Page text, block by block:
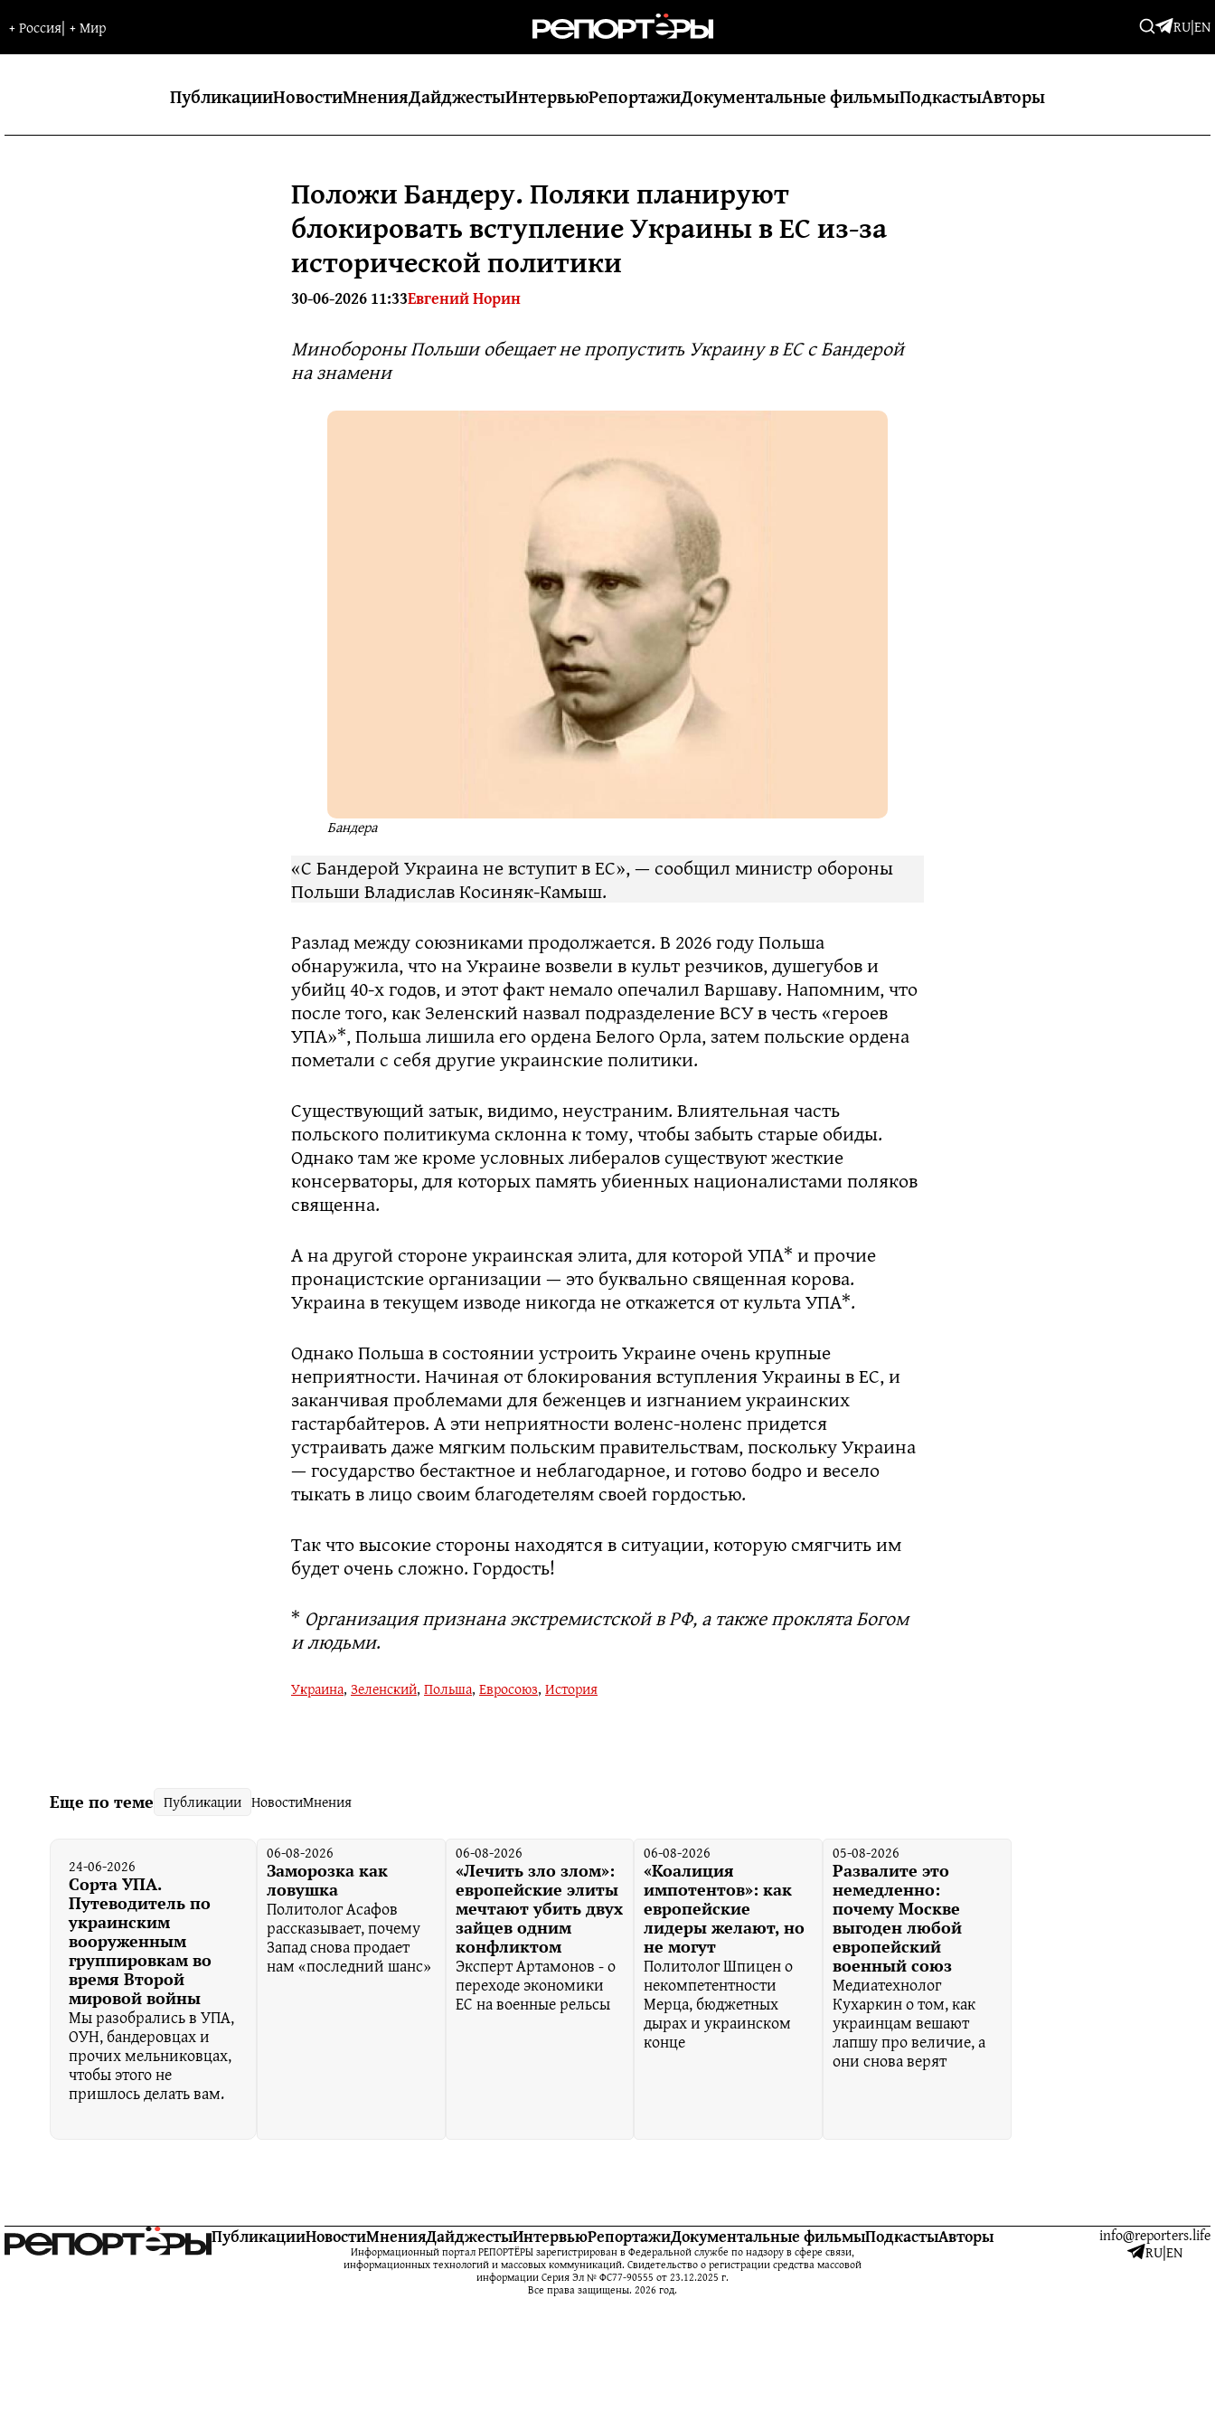
+Россия| +Мир RU|EN
ПубликацииНовостиМненияДайджестыИнтервьюРепортажиДокументальные фильмыПодкастыАвторы
Положи Бандеру. Поляки планируют
блокировать вступление Украины в ЕС из-за
исторической политики
30-06-2026 11:33Евгений Норин
Минобороны Польши обещает не пропустить Украину в ЕС с Бандерой
на знамени
Бандера
«С Бандерой Украина не вступит в ЕС», — сообщил министр обороны
Польши Владислав Косиняк-Камыш.
Разлад между союзниками продолжается. В 2026 году Польша
обнаружила, что на Украине возвели в культ резчиков, душегубов и
убийц 40-х годов, и этот факт немало опечалил Варшаву. Напомним, что
после того, как Зеленский назвал подразделение ВСУ в честь «героев
УПА»*, Польша лишила его ордена Белого Орла, затем польские ордена
пометали с себя другие украинские политики.
Существующий затык, видимо, неустраним. Влиятельная часть
польского политикума склонна к тому, чтобы забыть старые обиды.
Однако там же кроме условных либералов существуют жесткие
консерваторы, для которых память убиенных националистами поляков
священна.
А на другой стороне украинская элита, для которой УПА* и прочие
пронацистские организации — это буквально священная корова.
Украина в текущем изводе никогда не откажется от культа УПА*.
Однако Польша в состоянии устроить Украине очень крупные
неприятности. Начиная от блокирования вступления Украины в ЕС, и
заканчивая проблемами для беженцев и изгнанием украинских
гастарбайтеров. А эти неприятности воленс-ноленс придется
устраивать даже мягким польским правительствам, поскольку Украина
— государство бестактное и неблагодарное, и готово бодро и весело
тыкать в лицо своим благодетелям своей гордостью.
Так что высокие стороны находятся в ситуации, которую смягчить им
будет очень сложно. Гордость!
* Организация признана экстремистской в РФ, а также проклята Богом
и людьми.
Украина, Зеленский, Польша, Евросоюз, История
Еще по теме Публикации НовостиМнения
24-06-2026
Сорта УПА.
Путеводитель по
украинским
вооруженным
группировкам во
время Второй
мировой войны
Мы разобрались в УПА,
ОУН, бандеровцах и
прочих мельниковцах,
чтобы этого не
пришлось делать вам.
06-08-2026
Заморозка как
ловушка
Политолог Асафов
рассказывает, почему
Запад снова продает
нам «последний шанс»
06-08-2026
«Лечить зло злом»:
европейские элиты
мечтают убить двух
зайцев одним
конфликтом
Эксперт Артамонов - о
переходе экономики
ЕС на военные рельсы
06-08-2026
«Коалиция
импотентов»: как
европейские
лидеры желают, но
не могут
Политолог Шпицен о
некомпетентности
Мерца, бюджетных
дырах и украинском
конце
05-08-2026
Развалите это
немедленно:
почему Москве
выгоден любой
европейский
военный союз
Медиатехнолог
Кухаркин о том, как
украинцам вешают
лапшу про величие, а
они снова верят
ПубликацииНовостиМненияДайджестыИнтервьюРепортажиДокументальные фильмыПодкастыАвторы
Информационный портал РЕПОРТЁРЫ зарегистрирован в Федеральной службе по надзору в сфере связи,
информационных технологий и массовых коммуникаций. Свидетельство о регистрации средства массовой
информации Серия Эл № ФС77-90555 от 23.12.2025 г.
Все права защищены. 2026 год.
info@reporters.life
RU|EN